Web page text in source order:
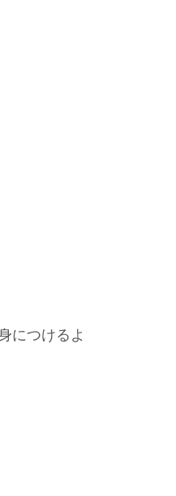
につけるよ